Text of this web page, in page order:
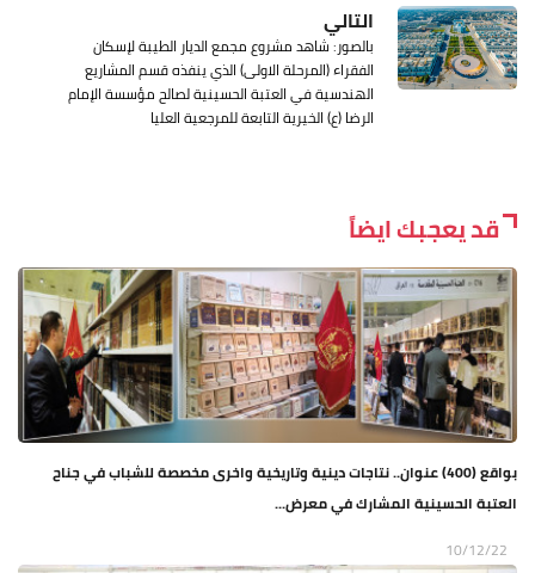
التالي
بالصور: شاهد مشروع مجمع الديار الطيبة لإسكان
الفقراء (المرحلة الاولى) الذي ينفذه قسم المشاريع
الهندسية في العتبة الحسينية لصالح مؤسسة الإمام
الرضا (ع) الخيرية التابعة للمرجعية العليا
قد يعجبك ايضاً
بواقع (400) عنوان.. نتاجات دينية وتاريخية واخرى مخصصة للشباب في جناح
العتبة الحسينية المشارك في معرض...
10/12/22